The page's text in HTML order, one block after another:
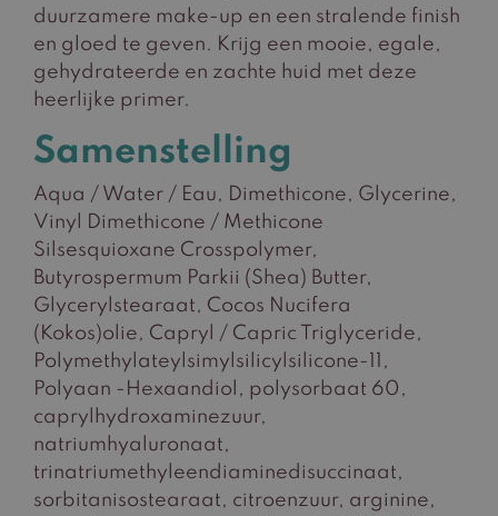
duurzamere make-up en een stralende finish
en gloed te geven. Krijg een mooie, egale,
gehydrateerde en zachte huid met deze
heerlijke primer.
Samenstelling
Aqua / Water / Eau, Dimethicone, Glycerine,
Vinyl Dimethicone / Methicone
Silsesquioxane Crosspolymer,
Butyrospermum Parkii (Shea) Butter,
Glycerylstearaat, Cocos Nucifera
(Kokos)olie, Capryl / Capric Triglyceride,
Polymethylateylsimylsilicylsilicone-11,
Polyaan -Hexaandiol, polysorbaat 60,
caprylhydroxaminezuur,
natriumhyaluronaat,
trinatriumethyleendiaminedisuccinaat,
sorbitanisostearaat, citroenzuur, arginine,